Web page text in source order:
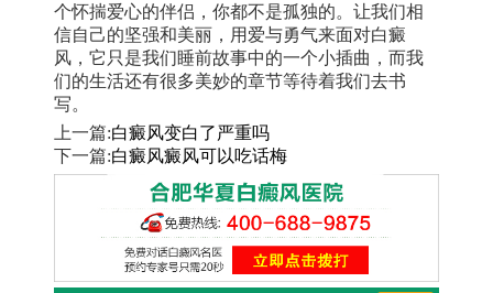
个怀揣爱心的伴侣，你都不是孤独的。让我们相
信自己的坚强和美丽，用爱与勇气来面对白癜
风，它只是我们睡前故事中的一个小插曲，而我
们的生活还有很多美妙的章节等待着我们去书
写。
上一篇:白癜风变白了严重吗
下一篇:白癜风癜风可以吃话梅